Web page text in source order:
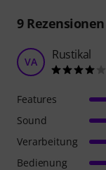
9Rezensionen
VA Rustikal
Features
Sound
Verarbeitung
Bedienung